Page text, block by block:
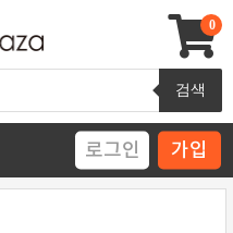
검색
0
로그인 가입